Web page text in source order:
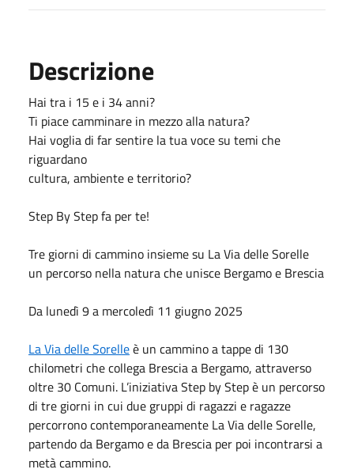
Descrizione
Hai tra i 15 e i 34 anni?
Ti piace camminare in mezzo alla natura?
Hai voglia di far sentire la tua voce su temi che
riguardano
cultura, ambiente e territorio?
Step By Step fa per te!
Tre giorni di cammino insieme su La Via delle Sorelle
un percorso nella natura che unisce Bergamo e Brescia
Da lunedì 9 a mercoledì 11 giugno 2025
La Via delle Sorelleè un cammino a tappe di 130
chilometri che collega Brescia a Bergamo, attraverso
oltre 30 Comuni. L’iniziativa Step by Step è un percorso
di tre giorni in cui due gruppi di ragazzi e ragazze
percorrono contemporaneamente La Via delle Sorelle,
partendo da Bergamo e da Brescia per poi incontrarsi a
metà cammino.